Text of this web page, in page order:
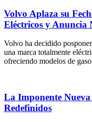
Volvo Aplaza su
Eléctricos y Anuncia
Volvo ha decidido
una marca totalmente
ofreciendo modelos de
La Imponente
Redefinidos